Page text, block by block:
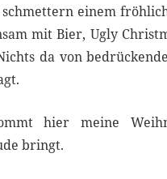
schmettern einem
mit Bier, Ugly
da von
hier meine
bringt.